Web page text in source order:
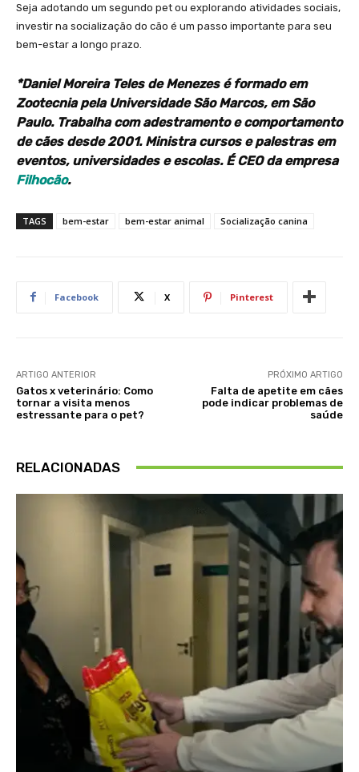
Seja adotando um segundo pet ou explorando atividades sociais,
investir na socialização do cão é um passo importante para seu
bem-estar a longo prazo.
*Daniel Moreira Teles de Menezes é formado em
Zootecnia pela Universidade São Marcos, em São
Paulo. Trabalha com adestramento e comportamento
de cães desde 2001. Ministra cursos e palestras em
eventos, universidades e escolas. É CEO da empresa
Filhocão.
TAGS bem-estar bem-estar animal Socialização canina
Facebook X Pinterest
ARTIGO ANTERIOR
Gatos x veterinário: Como
tornar a visita menos
estressante para o pet?
PRÓXIMO ARTIGO
Falta de apetite em cães
pode indicar problemas de
saúde
RELACIONADAS